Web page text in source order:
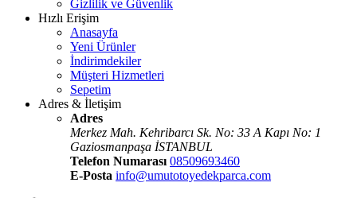
Gizlilik ve Güvenlik
Hızlı Erişim
Anasayfa
Yeni Ürünler
İndirimdekiler
Müşteri Hizmetleri
Sepetim
Adres & İletişim
Adres
Merkez Mah. Kehribarcı Sk. No: 33 A Kapı No: 1
Gaziosmanpaşa İSTANBUL
Telefon Numarası 08509693460
E-Posta info@umutotoyedekparca.com